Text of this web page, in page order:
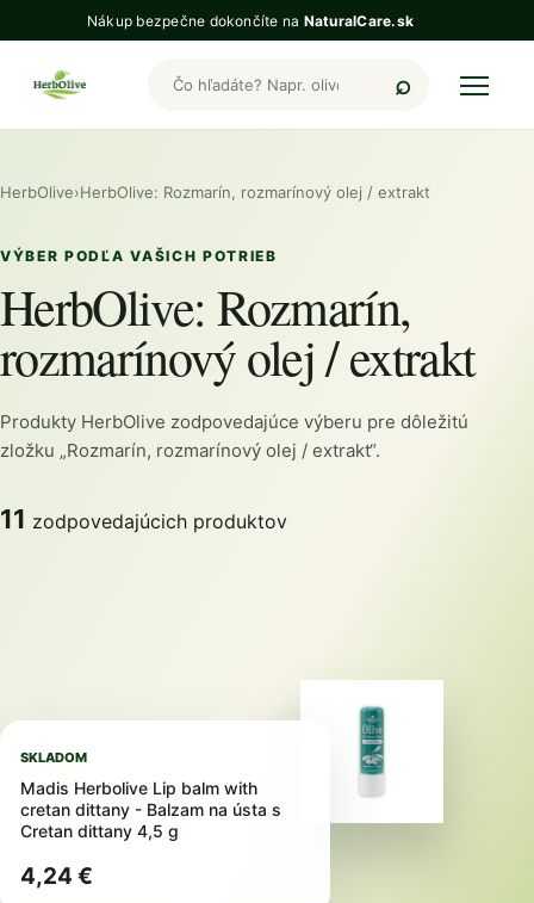
Nákup bezpečne dokončíte na NaturalCare.sk
Hľadať produkty HerbOlive
HerbOlive›HerbOlive: Rozmarín, rozmarínový olej / extrakt
VÝBER PODĽA VAŠICH POTRIEB
HerbOlive: Rozmarín,
rozmarínový olej / extrakt
Produkty HerbOlive zodpovedajúce výberu pre dôležitú
zložku „Rozmarín, rozmarínový olej / extrakt“.
11 zodpovedajúcich produktov
SKLADOM
Madis Herbolive Lip balm with
cretan dittany - Balzam na ústa s
Cretan dittany 4,5 g
4,24 €